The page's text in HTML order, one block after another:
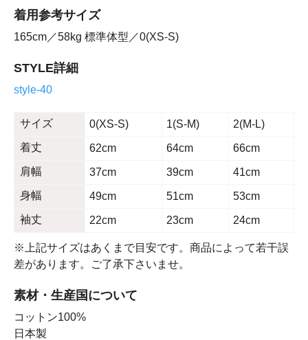
着用参考サイズ
165cm／58kg 標準体型／0(XS-S)
STYLE詳細
style-40
サイズ 0(XS-S) 1(S-M)
2(M-L)
着丈
62cm 64cm
66cm
肩幅
37cm 39cm
41cm
身幅
49cm 51cm
53cm
袖丈
22cm 23cm 24cm
※上記サイズはあくまで目安です。商品によって若干誤
差があります。ご了承下さいませ。
素材・生産国について
コットン100%
日本製